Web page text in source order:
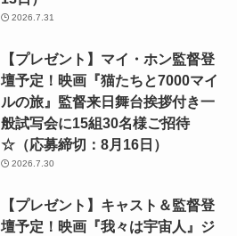
2026.7.31
【プレゼント】マイ・ホン監督登
壇予定！映画『猫たちと7000マイ
ルの旅』監督来日舞台挨拶付き一
般試写会に15組30名様ご招待
☆（応募締切：8月16日）
2026.7.30
【プレゼント】キャスト＆監督登
壇予定！映画『我々は宇宙人』ジ